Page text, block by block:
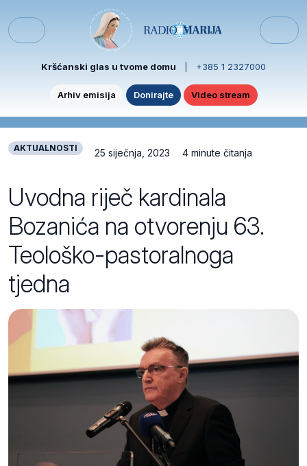
Menu
Kršćanski glas u tvome domu +385 1 2327000
Arhiv emisija Donirajte Video stream
AKTUALNOSTI 25 siječnja, 2023 4 minute čitanja
Uvodna riječ kardinala
Bozanića na otvorenju 63.
Teološko-pastoralnoga
tjedna